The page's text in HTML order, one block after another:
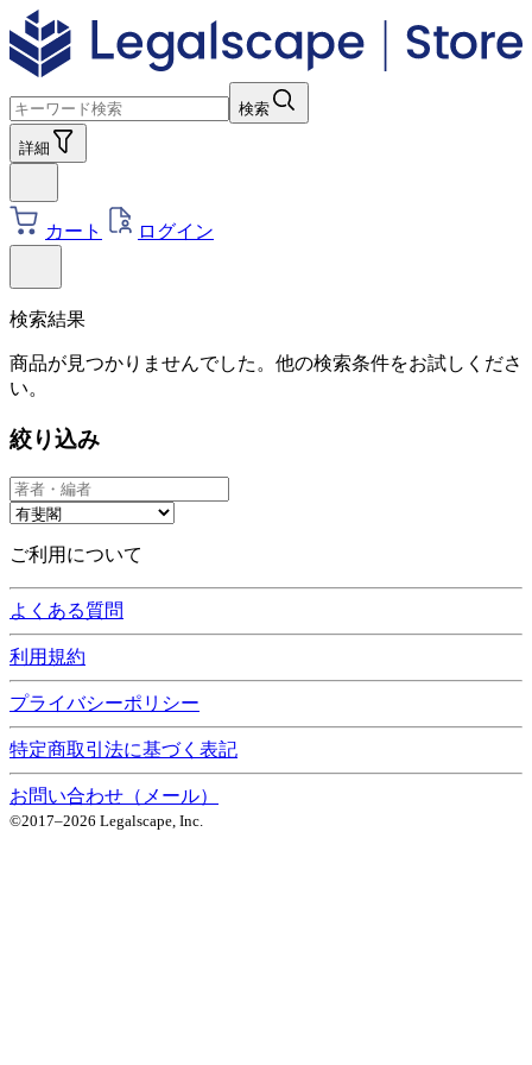
検索
詳細
カート ログイン
検索結果
商品が見つかりませんでした。他の検索条件をお試しくださ
い。
絞り込み
ご利用について
よくある質問
利用規約
プライバシーポリシー
特定商取引法に基づく表記
お問い合わせ（メール）
©2017–2026 Legalscape, Inc.